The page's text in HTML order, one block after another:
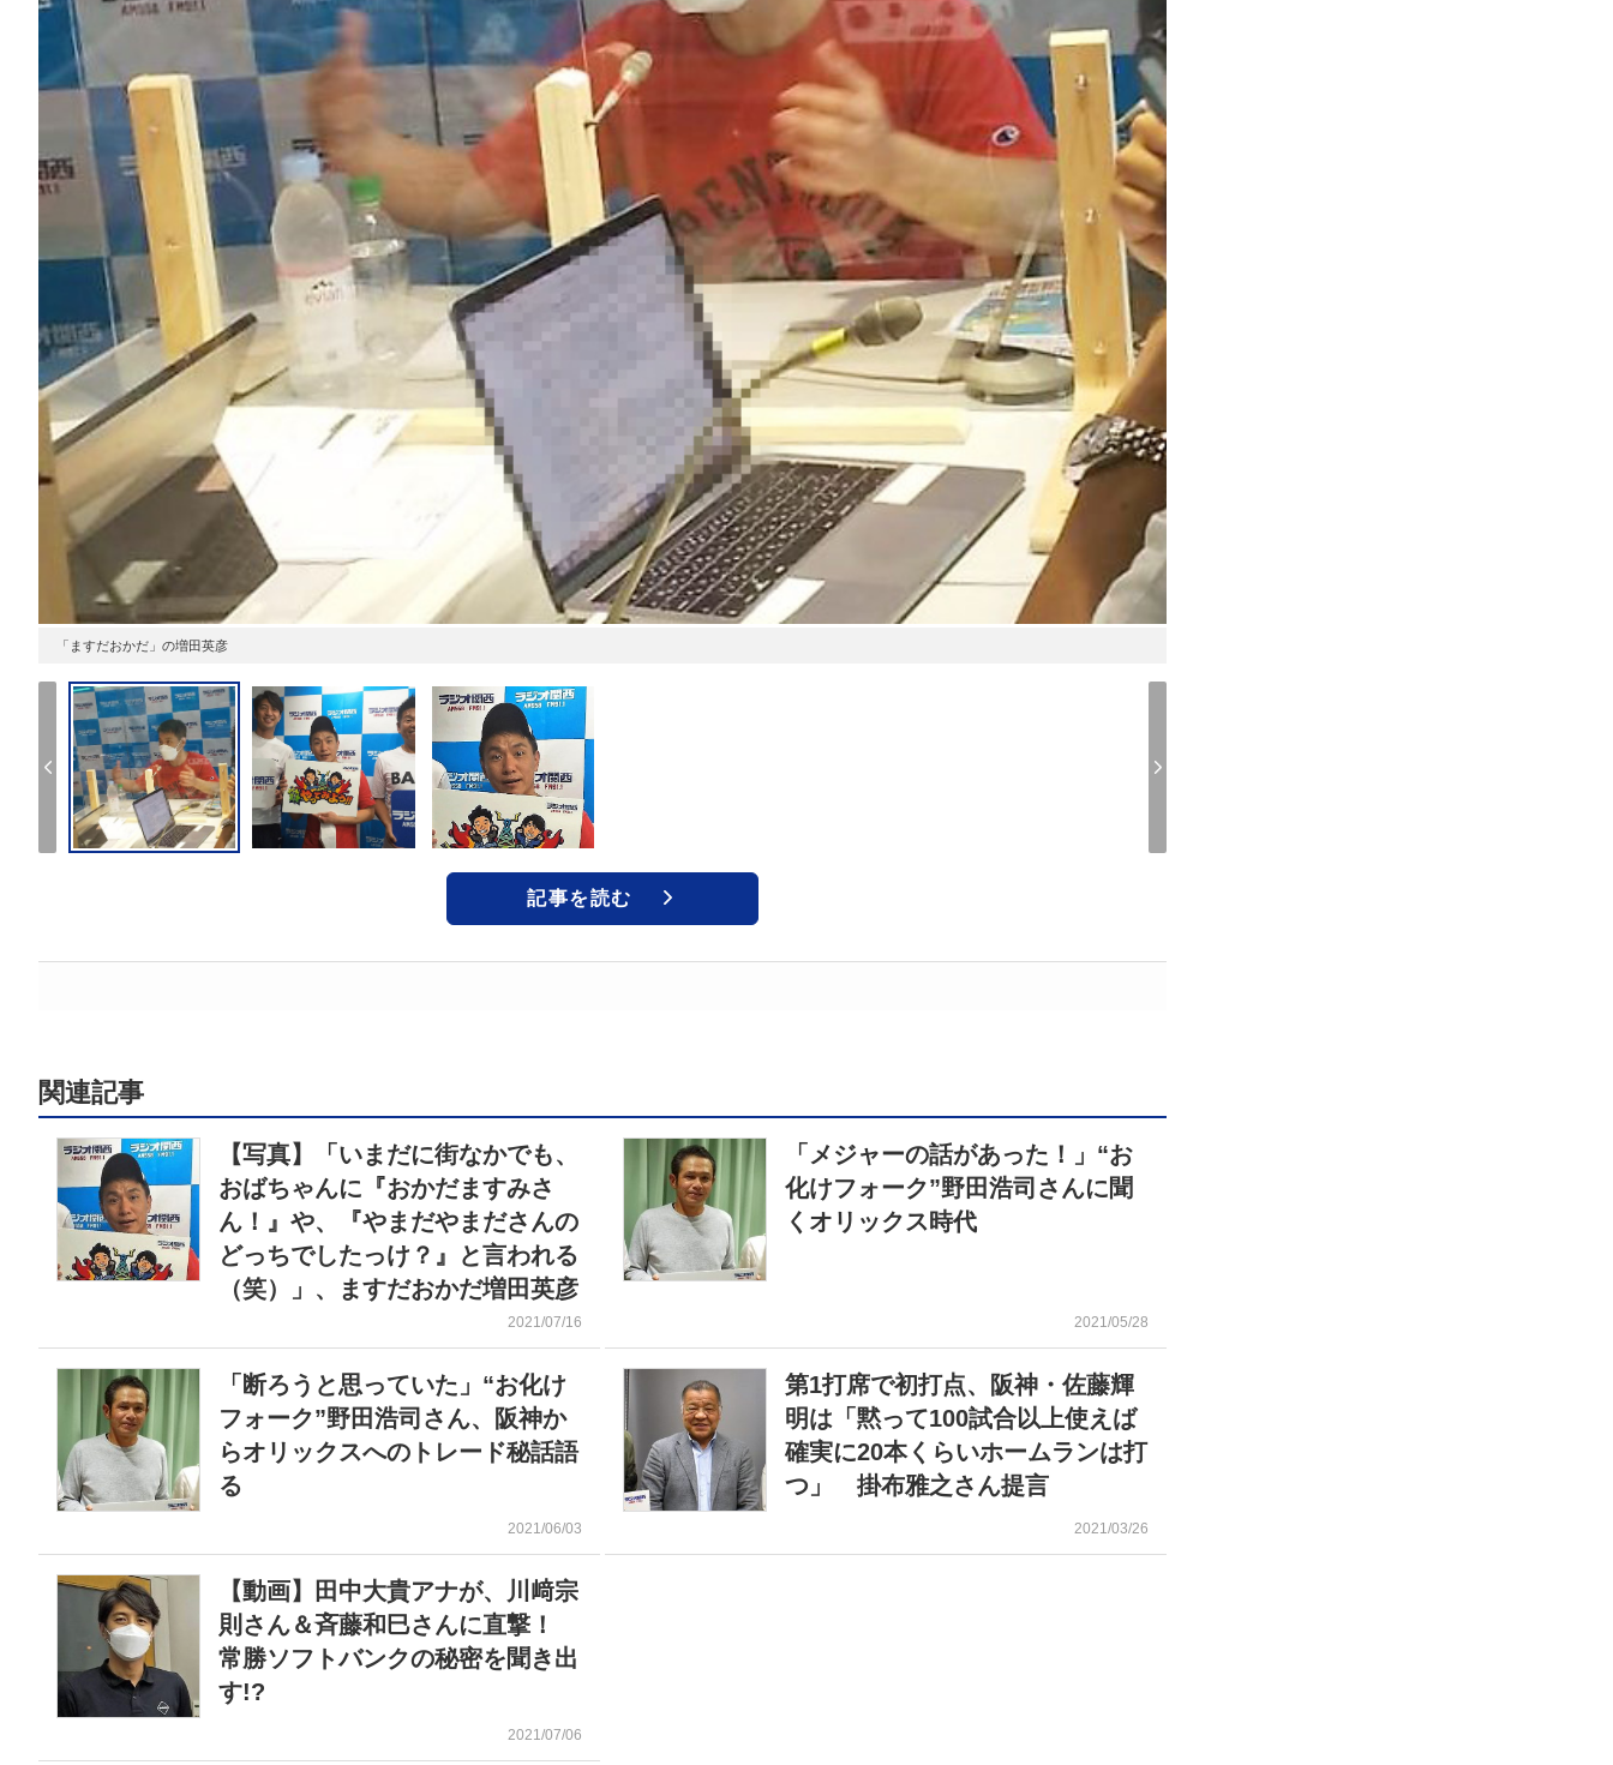
「ますだおかだ」の増田英彦
記事を読む
関連記事
【写真】「いまだに街なかでも、
おばちゃんに『おかだますみさ
ん！』や、『やまだやまださんの
どっちでしたっけ？』と言われる
（笑）」、ますだおかだ増田英彦
2021/07/16
「メジャーの話があった！」“お
化けフォーク”野田浩司さんに聞
くオリックス時代
2021/05/28
「断ろうと思っていた」“お化け
フォーク”野田浩司さん、阪神か
らオリックスへのトレード秘話語
る
2021/06/03
第1打席で初打点、阪神・佐藤輝
明は「黙って100試合以上使えば
確実に20本くらいホームランは打
つ」 掛布雅之さん提言
2021/03/26
【動画】田中大貴アナが、川﨑宗
則さん＆斉藤和巳さんに直撃！
常勝ソフトバンクの秘密を聞き出
す!?
2021/07/06